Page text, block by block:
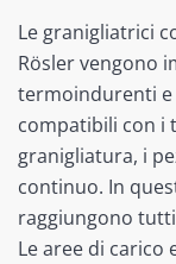
Le granigliatrici
Rösler vengono
termoindurenti
compatibili con i
granigliatura, i
continuo. In
raggiungono
Le aree di carico